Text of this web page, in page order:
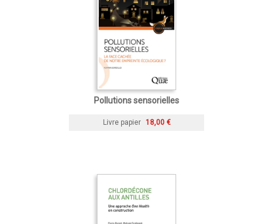
Pollutions sensorielles
Livre papier 18,00 €